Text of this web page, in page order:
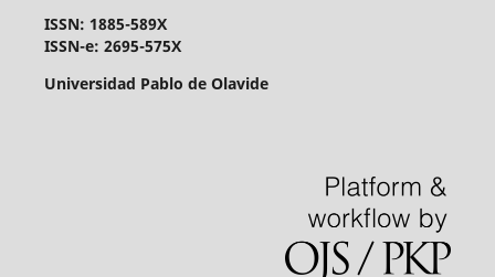
ISSN: 1885-589X
ISSN-e: 2695-575X
Universidad Pablo de Olavide